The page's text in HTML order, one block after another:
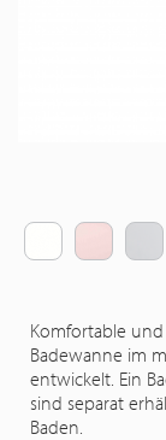
Komfortable und
Badewanne im
entwickelt. Ein
sind separat
Baden.